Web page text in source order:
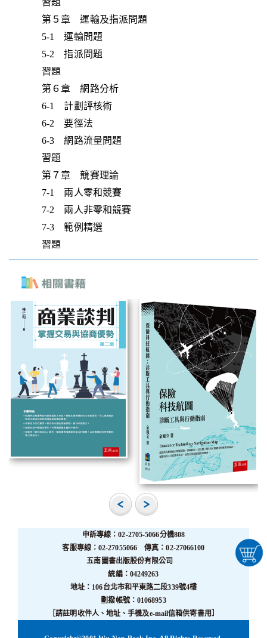
習題
第５章 運輸及指派問題
5-1 運輸問題
5-2 指派問題
習題
第６章 網路分析
6-1 計劃評核術
6-2 要徑法
6-3 網路流量問題
習題
第７章 競賽理論
7-1 兩人零和競賽
7-2 兩人非零和競賽
7-3 範例精選
習題
申訴專線：02-2705-5066分機808
客服專線：02-27055066 傳真：02-27066100
五南圖書出版股份有限公司
統編：04249263
地址：106台北市和平東路二段339號4樓
劃撥帳號：01068953
［請註明收件人、地址、手機及e-mail信箱供寄書用］